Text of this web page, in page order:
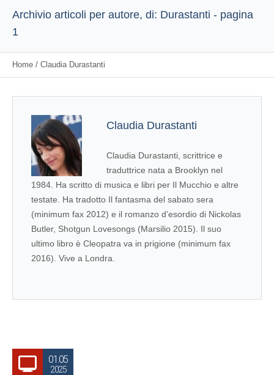
Archivio articoli per autore, di: Durastanti - pagina
1
Home / Claudia Durastanti
Claudia Durastanti
Claudia Durastanti, scrittrice e
traduttrice nata a Brooklyn nel
1984. Ha scritto di musica e libri per Il Mucchio e altre
testate. Ha tradotto Il fantasma del sabato sera
(minimum fax 2012) e il romanzo d’esordio di Nickolas
Butler, Shotgun Lovesongs (Marsilio 2015). Il suo
ultimo libro è Cleopatra va in prigione (minimum fax
2016). Vive a Londra.
01.05
2025